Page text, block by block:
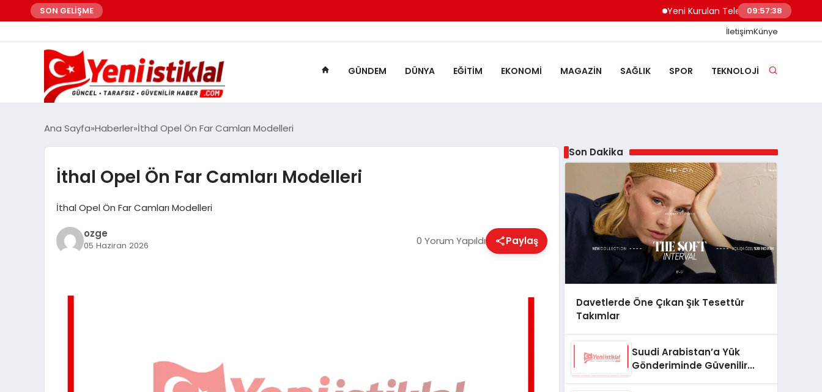
SON GELİŞME Yeni Kurulan Telegram Grupları Nasıl
09:57:39
İletişimKünye
GÜNDEM DÜNYA EĞITIM EKONOMI MAGAZIN SAĞLIK SPOR TEKNOLOJI
Ana Sayfa Haberler İthal Opel Ön Far Camları Modelleri
İthal Opel Ön Far Camları Modelleri
İthal Opel Ön Far Camları Modelleri
ozge
05 Haziran 2026 0 Yorum Yapıldı Paylaş
Son Dakika
Davetlerde Öne Çıkan Şık Tesettür
Takımlar
Suudi Arabistan’a Yük
Gönderiminde Güvenilir